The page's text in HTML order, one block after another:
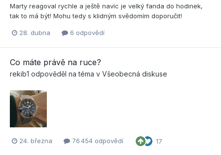
Marty reagoval rychle a ještě navíc je velký fanda do hodinek,
tak to má být! Mohu tedy s klidným svědomím doporučit!
28. dubna 6 odpovědí
Co máte právě na ruce?
rekib1 odpověděl na téma v Všeobecná diskuse
24. března 76 454 odpovědí 17